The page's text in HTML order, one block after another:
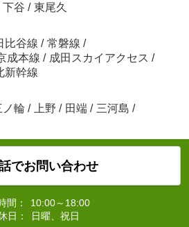
下谷 / 東尾久
比谷線 / 常磐線 /
成本線 / 成田スカイアクセス /
新幹線
ノ輪 / 上野 / 田端 / 三河島 /
でお問い合わせ
間：
10:00～18:00
日：
日曜、祝日